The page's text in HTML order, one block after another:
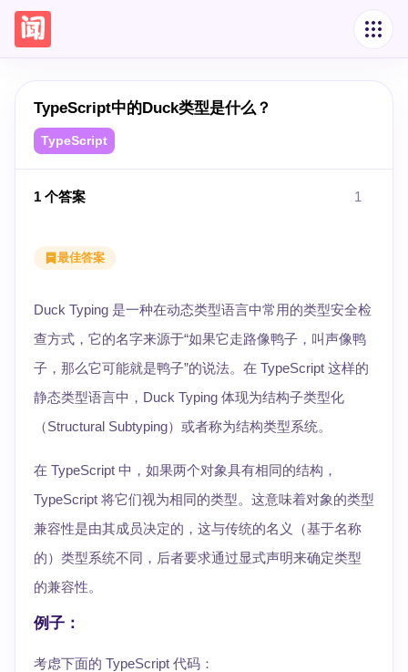
TypeScript中的Duck类型是什么？
TypeScript
1 个答案 1
最佳答案
Duck Typing 是一种在动态类型语言中常用的类型安全检
查方式，它的名字来源于“如果它走路像鸭子，叫声像鸭
子，那么它可能就是鸭子”的说法。在 TypeScript 这样的
静态类型语言中，Duck Typing 体现为结构子类型化
（Structural Subtyping）或者称为结构类型系统。
在 TypeScript 中，如果两个对象具有相同的结构，
TypeScript 将它们视为相同的类型。这意味着对象的类型
兼容性是由其成员决定的，这与传统的名义（基于名称
的）类型系统不同，后者要求通过显式声明来确定类型
的兼容性。
例子：
考虑下面的 TypeScript 代码：